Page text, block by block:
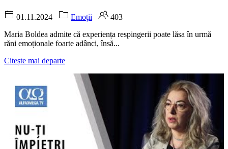
01.11.2024 Emoții
403
Maria Boldea admite că experiența respingerii poate lăsa în urmă
răni emoționale foarte adânci, însă...
Citește mai departe